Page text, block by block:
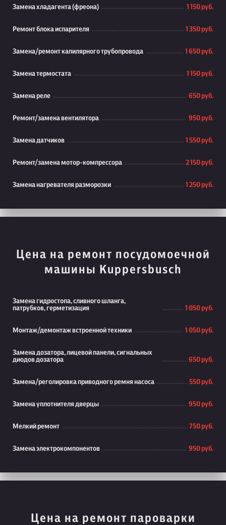
Замена хладагента (фреона) 1 150 руб.
Ремонт блока испарителя 1 350 руб.
Замена/ремонт капилярного трубопровода 1 650 руб.
Замена термостата 1 150 руб.
Замена реле 650 руб.
Ремонт/замена вентилятора 950 руб.
Замена датчиков 1 550 руб.
Ремонт/замена мотор-компрессора 2 150 руб.
Замена нагревателя разморозки 1 250 руб.
Цена на ремонт посудомоечной
машины Kuppersbusch
Замена гидростопа, сливного шланга,
патрубков, герметизация
1 050 руб.
Монтаж/демонтаж встроенной техники 1 050 руб.
Замена дозатора, лицевой панели, сигнальных
диодов дозатора
650 руб.
Замена/реголировка приводного ремня насоса 550 руб.
Замена уплотнителя дверцы 950 руб.
Мелкий ремонт 750 руб.
Замена электрокомпонентов 950 руб.
Цена на ремонт пароварки